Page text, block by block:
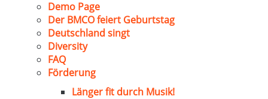
Demo Page
Der BMCO feiert Geburtstag
Deutschland singt
Diversity
FAQ
Förderung
Länger fit durch Musik!